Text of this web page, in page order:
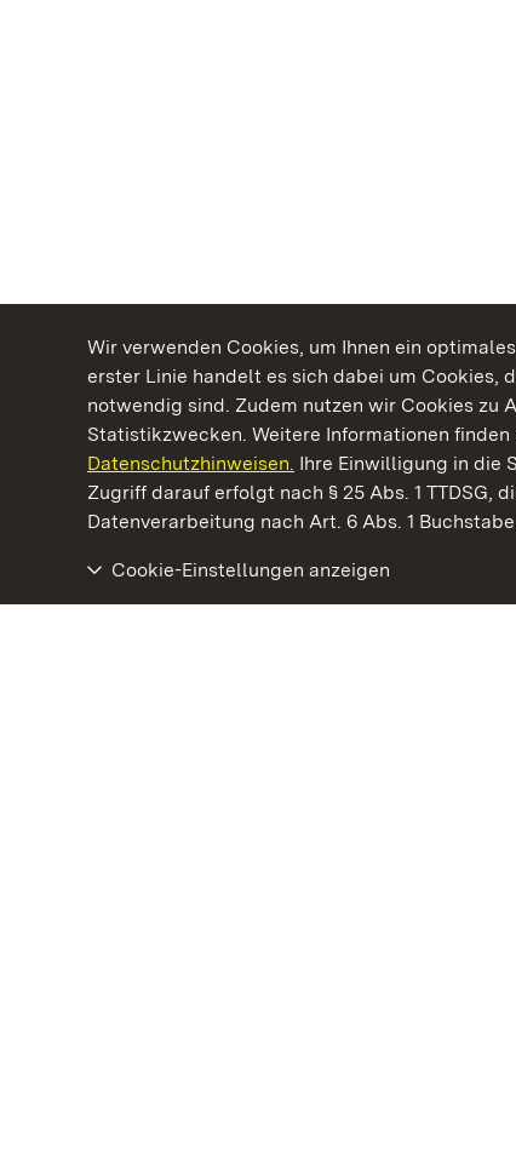
Wir verwenden Cookies, um Ihnen ein
erster Linie handelt es sich dabei um Cookies,
notwendig sind. Zudem nutzen wir Cookies zu
Statistikzwecken. Weitere Informationen finden
Datenschutzhinweisen. Ihre Einwilligung in die
Zugriff darauf erfolgt nach § 25 Abs. 1 TTDSG,
Datenverarbeitung nach Art. 6 Abs. 1 Buchstabe
Cookie-Einstellungen anzeigen
Kommen. Staunen. Genießen.